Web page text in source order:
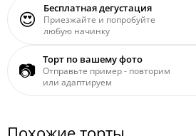
😍 Бесплатная дегустация
Приезжайте и попробуйте
любую начинку
📷 Торт по вашему фото
Отправьте пример - повторим
или адаптируем